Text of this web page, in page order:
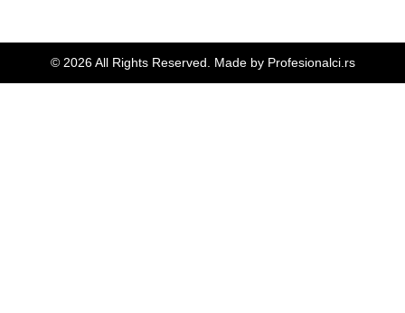
© 2026 All Rights Reserved. Made by Profesionalci.rs